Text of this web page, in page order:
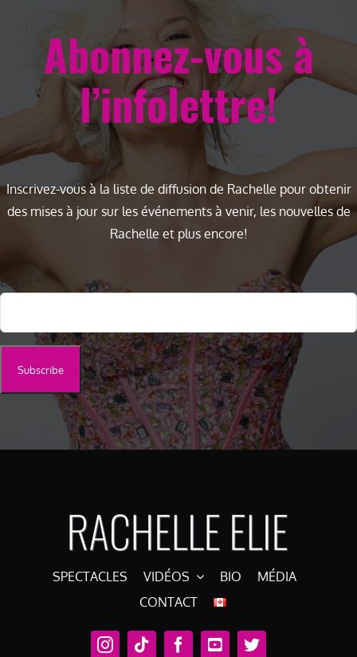
Abonnez-vous à
l’infolettre!
Inscrivez-vous à la liste de diffusion de Rachelle pour obtenir
des mises à jour sur les événements à venir, les nouvelles de
Rachelle et plus encore!
Email *
SPECTACLES VIDÉOS BIO
MÉDIA
CONTACT